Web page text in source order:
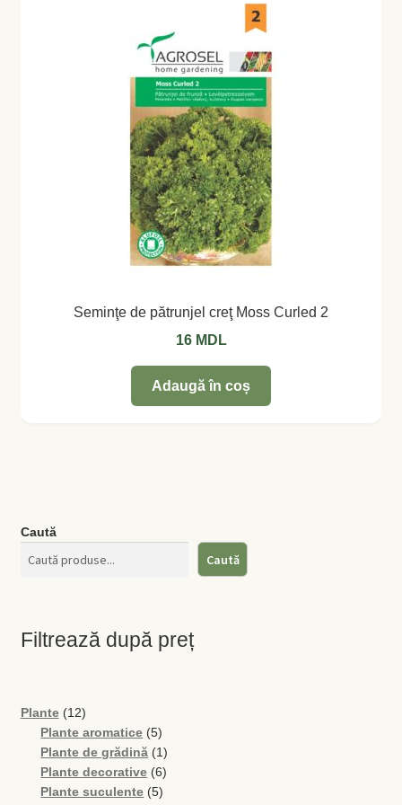
Seminţe de pătrunjel creţ Moss Curled 2
16 MDL
Adaugă în coș
Caută
Caută
Filtrează după preț
Plante 1212
produse
Plante aromatice 55
produse
Plante de grădină 11
produs
Plante decorative 66
produse
Plante suculente 55